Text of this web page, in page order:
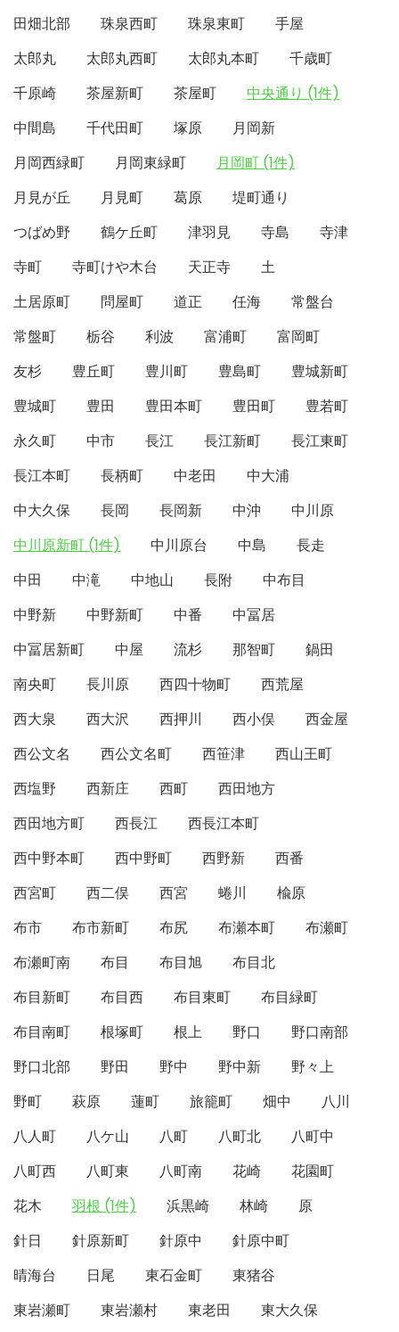
田畑北部
珠泉西町 珠泉東町
手屋
太郎丸
太郎丸西町 太郎丸本町
千歳町
千原崎
茶屋新町 茶屋町
中央通り (1件)
中間島
千代田町 塚原
月岡新
月岡西緑町
月岡東緑町
月岡町 (1件)
月見が丘
月見町 葛原
堤町通り
つばめ野
鶴ケ丘町 津羽見 寺島
寺津
寺町
寺町けや木台 天正寺
土
土居原町
問屋町 道正 任海
常盤台
常盤町
栃谷 利波 富浦町
富岡町
友杉
豊丘町 豊川町 豊島町
豊城新町
豊城町
豊田 豊田本町 豊田町
豊若町
永久町
中市 長江 長江新町
長江東町
長江本町
長柄町 中老田
中大浦
中大久保
長岡 長岡新 中沖
中川原
中川原新町 (1件)
中川原台 中島
長走
中田
中滝 中地山 長附
中布目
中野新
中野新町 中番
中冨居
中冨居新町
中屋 流杉 那智町
鍋田
南央町
長川原 西四十物町
西荒屋
西大泉
西大沢 西押川 西小俣
西金屋
西公文名
西公文名町 西笹津
西山王町
西塩野
西新庄 西町
西田地方
西田地方町
西長江
西長江本町
西中野本町
西中野町 西野新
西番
西宮町
西二俣 西宮 蜷川
楡原
布市
布市新町 布尻 布瀬本町
布瀬町
布瀬町南
布目 布目旭
布目北
布目新町
布目西 布目東町
布目緑町
布目南町
根塚町 根上 野口
野口南部
野口北部
野田 野中 野中新
野々上
野町
萩原 蓮町 旅籠町 畑中
八川
八人町
八ケ山 八町 八町北
八町中
八町西
八町東 八町南 花崎
花園町
花木
羽根 (1件) 浜黒崎 林崎
原
針日
針原新町 針原中
針原中町
晴海台
日尾 東石金町
東猪谷
東岩瀬町
東岩瀬村 東老田 東大久保